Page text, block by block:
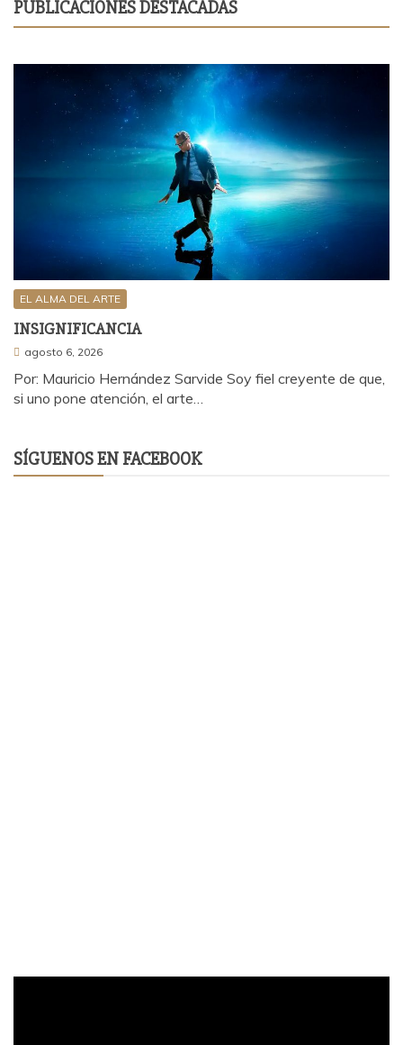
PUBLICACIONES DESTACADAS
EL ALMA DEL ARTE
INSIGNIFICANCIA
agosto 6, 2026
Por: Mauricio Hernández Sarvide Soy fiel creyente de que,
si uno pone atención, el arte…
SÍGUENOS EN FACEBOOK